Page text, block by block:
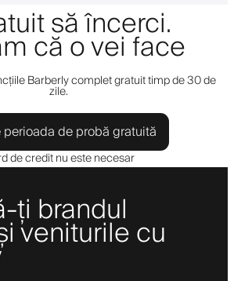
să încerci.
că o vei face
Barberly complet gratuit timp de 30 de
zile.
de probă gratuită
de credit nu este necesar
ți brandul
veniturile cu